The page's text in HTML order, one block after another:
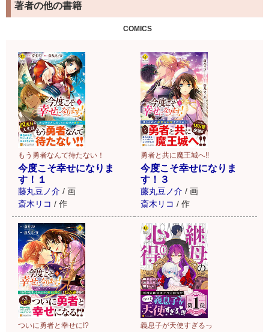
ついてきます！
詳細はこちら
著者の他の書籍
COMICS
もう勇者なんて待たない！
今度こそ幸せになりま
す！１
藤丸豆ノ介 / 画
斎木リコ / 作
勇者と共に魔王城へ!!
今度こそ幸せになりま
す！３
藤丸豆ノ介 / 画
斎木リコ / 作
ついに勇者と幸せに!? 義息子が天使すぎるっ